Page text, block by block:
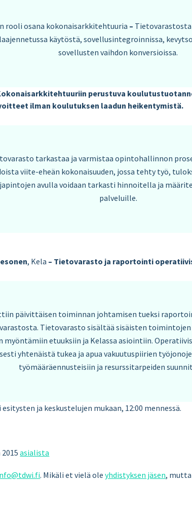
rooli osana kokonaisarkkitehtuuria –
käytöstä, sovellusintegroinnissa,
sovellusten vaihdon konversioissa.
perustuva
ilman koulutuksen laadun heikentymistä.
tarkastaa ja varmistaa opintohallinnon
viite-eheän kokonaisuuden, jossa tehty työ,
avulla voidaan tarkasti hinnoitella ja
palveluille.
, Kela – Tietovarasto ja raportointi
päivittäisen toiminnan johtamisen tueksi
Tietovarasto sisältää sisäisten
myöntämiin etuuksiin ja Kelassa asiointiin.
yhtenäistä tukea ja apua vakuutuspiirien
työmääräennusteisiin ja resurssitarpeiden
ja keskustelujen mukaan, 12:00 mennessä.
2015asialista
. Mikäli et vielä oleyhdistyksen jäsen,